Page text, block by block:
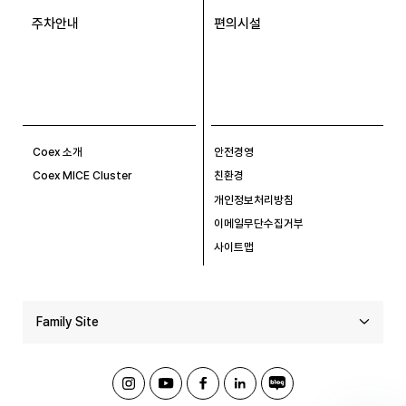
주차안내 편의시설
Coex 소개
Coex MICE Cluster
안전경영
친환경
개인정보처리방침
이메일무단수집거부
사이트맵
Family Site